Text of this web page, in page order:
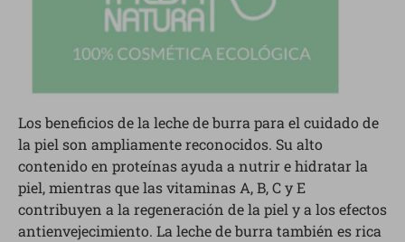
Los beneficios de la leche de burra para el cuidado de
la piel son ampliamente reconocidos. Su alto
contenido en proteínas ayuda a nutrir e hidratar la
piel, mientras que las vitaminas A, B, C y E
contribuyen a la regeneración de la piel y a los efectos
antienvejecimiento. La leche de burra también es rica